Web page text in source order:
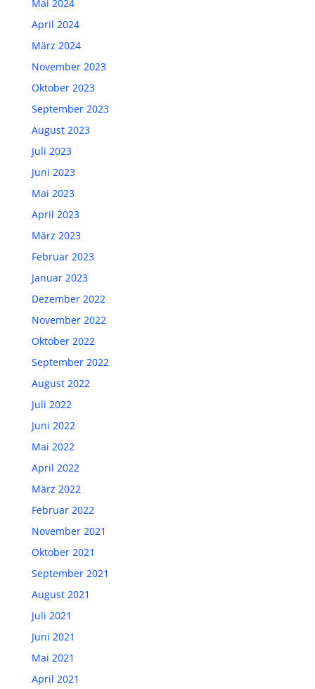
Mai 2024
April 2024
März 2024
November 2023
Oktober 2023
September 2023
August 2023
Juli 2023
Juni 2023
Mai 2023
April 2023
März 2023
Februar 2023
Januar 2023
Dezember 2022
November 2022
Oktober 2022
September 2022
August 2022
Juli 2022
Juni 2022
Mai 2022
April 2022
März 2022
Februar 2022
November 2021
Oktober 2021
September 2021
August 2021
Juli 2021
Juni 2021
Mai 2021
April 2021